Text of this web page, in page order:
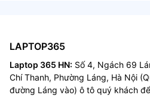
LAPTOP365
Laptop 365 HN: Số 4, Ngách 69
Chí Thanh, Phường Láng, Hà Nội
đường Láng vào) ô tô quý khách